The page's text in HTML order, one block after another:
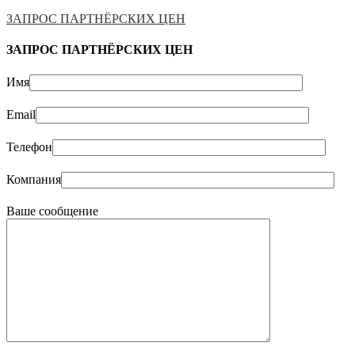
ЗАПРОС ПАРТНЁРСКИХ ЦЕН
ЗАПРОС ПАРТНЁРСКИХ ЦЕН
Имя
Email
Телефон
Компания
Ваше сообщение